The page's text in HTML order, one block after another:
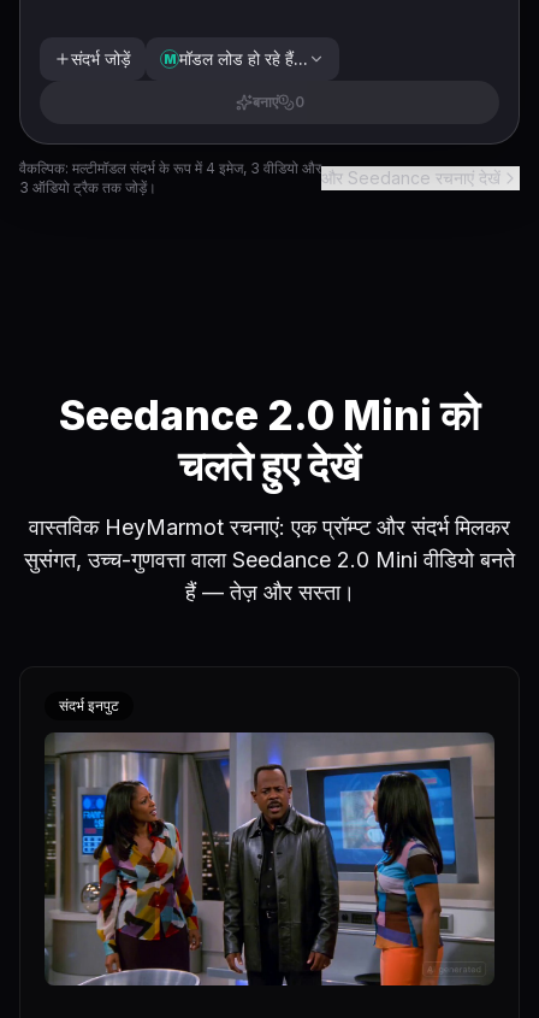
संदर्भ जोड़ें M मॉडल लोड हो रहे हैं...
बनाएं 0
वैकल्पिक: मल्टीमॉडल संदर्भ के रूप में 4 इमेज, 3 वीडियो और
3 ऑडियो ट्रैक तक जोड़ें।
और Seedance रचनाएं देखें
Seedance 2.0 Mini को
चलते हुए देखें
वास्तविक HeyMarmot रचनाएं: एक प्रॉम्प्ट और संदर्भ मिलकर
सुसंगत, उच्च-गुणवत्ता वाला Seedance 2.0 Mini वीडियो बनते
हैं — तेज़ और सस्ता।
संदर्भ इनपुट